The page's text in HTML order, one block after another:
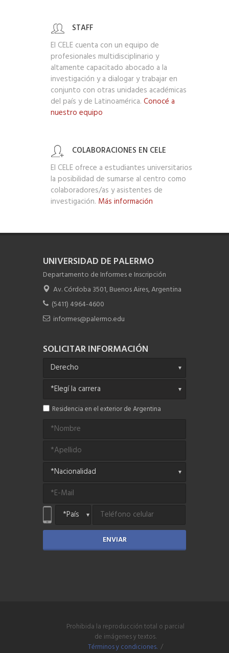
STAFF
El CELE cuenta con un equipo de
profesionales multidisciplinario y
altamente capacitado abocado a la
investigación y a dialogar y trabajar en
conjunto con otras unidades académicas
del país y de Latinoamérica. Conocé a
nuestro equipo
COLABORACIONES EN CELE
El CELE ofrece a estudiantes universitarios
la posibilidad de sumarse al centro como
colaboradores/as y asistentes de
investigación. Más información
UNIVERSIDAD DE PALERMO
Departamento de Informes e Inscripción
Av. Córdoba 3501, Buenos Aires, Argentina
(5411) 4964-4600
informes@palermo.edu
SOLICITAR INFORMACIÓN
Residencia en el exterior de Argentina
ENVIAR
Prohibida la reproducción total o parcial
de imágenes y textos.
Términos y condiciones. /